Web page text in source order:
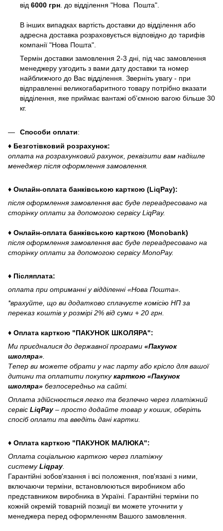
від 6000 грн . до відділення "Нова Пошта".
В інших випадках вартість доставки до відділення або
адресна доставка розраховується відповідно до тарифів
компанії "Нова Пошта".
Термін доставки замовлення 2-3 дні, під час замовлення
менеджеру узгодить з вами дату доставки та номер
найближчого до Вас відділення. Зверніть увагу - при
відправленні великогабаритного товару потрібно вказати
відділення, яке приймає вантажі об’ємною вагою більше 30
кг.
Способи оплати:
♦ Безготівковий розрахунок:
оплата на розрахунковий рахунок, реквізити вам надішле
менеджер після оформлення замовлення.
♦ Онлайн-оплата банківською карткою (LiqPay):
після оформлення замовлення вас буде переадресовано на
сторінку оплати за допомогою сервісу LiqPay.
♦ Онлайн-оплата банківською карткою (Monobank)
після оформлення замовлення вас буде переадресовано на
сторінку оплати за допомогою сервісу MonoPay.
♦ Післяплата:
оплата при отриманні у відділенні «Нова Пошта».
*врахуйте, що ви додатково сплачуєте комісію НП за
переказ коштів у розмірі 2% від суми + 20 грн.
♦ Оплата карткою "ПАКУНОК ШКОЛЯРА":
Ми приєдналися до державної програми «Пакунок
школяра».
Тепер ви можете обрати у нас парту або крісло для вашої
дитини та оплатити покупкукарткою «Пакунок
школяра» безпосередньо на сайті.
Оплата здійснюється легко та безпечно через платіжний
сервіс LiqPay– просто додайте товар у кошик, оберіть
спосіб оплати та введіть дані картки.
♦ Оплата карткою "ПАКУНОК МАЛЮКА":
Оплата соціальною карткою через платіжну
системуLiqpay.
Гарантійні зобов'язання і всі положення, пов'язані з ними,
включаючи терміни, встановлюються виробником або
представником виробника в Україні. Гарантійні терміни по
кожній окремій товарній позиції ви можете уточнити у
менеджера перед оформленням Вашого замовлення.